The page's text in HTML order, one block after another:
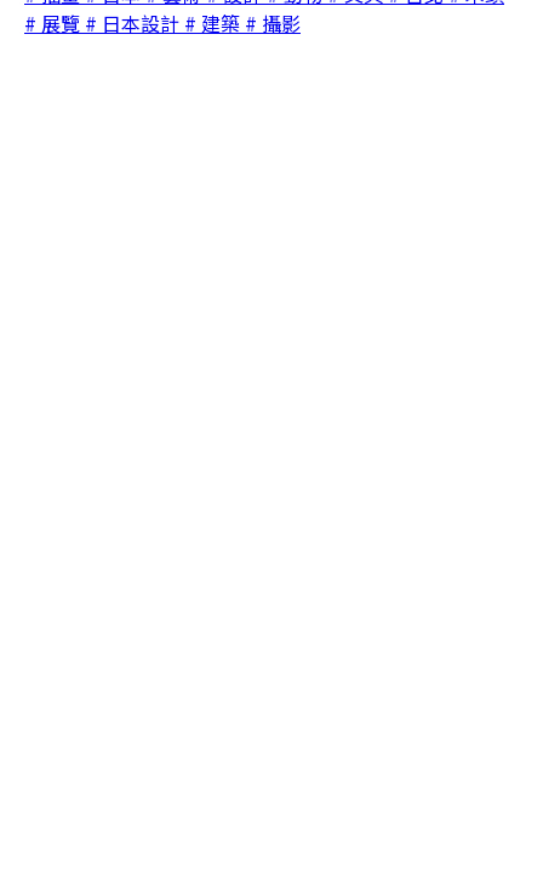
# 展覽 # 日本設計 # 建築 # 攝影